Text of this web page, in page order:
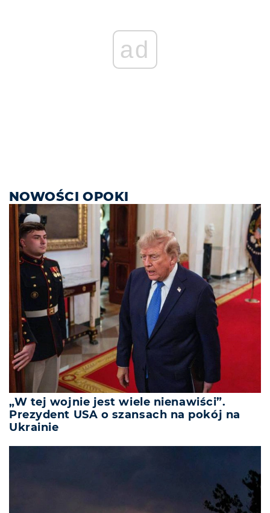
ad
NOWOŚCI OPOKI
„W tej wojnie jest wiele nienawiści”.
Prezydent USA o szansach na pokój na
Ukrainie